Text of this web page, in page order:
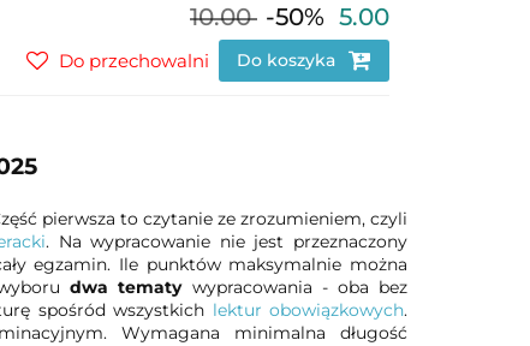
10.00 -50% 5.00
Do koszyka
Do przechowalni
pierwsza to czytanie ze zrozumieniem, czyli
. Na wypracowanie nie jest przeznaczony
egzamin. Ile punktów maksymalnie można
dwa tematywypracowania - oba bez
spośród wszystkich lektur obowiązkowych.
Wymagana minimalna długość